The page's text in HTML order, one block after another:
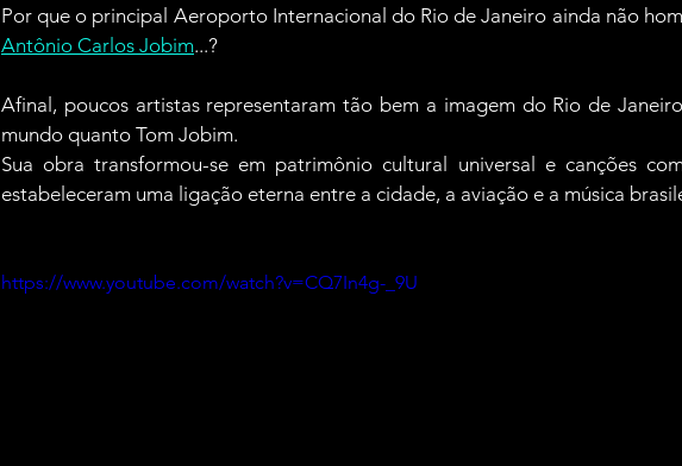
Por que o principal Aeroporto Internacional do Rio de Janeiro ainda não
Antônio Carlos Jobim...?
Afinal, poucos artistas representaram tão bem a imagem do Rio de
mundo quanto Tom Jobim.
Sua obra transformou-se em patrimônio cultural universal e canções
estabeleceram uma ligação eterna entre a cidade, a aviação e a música
https://www.youtube.com/watch?v=CQ7In4g-_9U